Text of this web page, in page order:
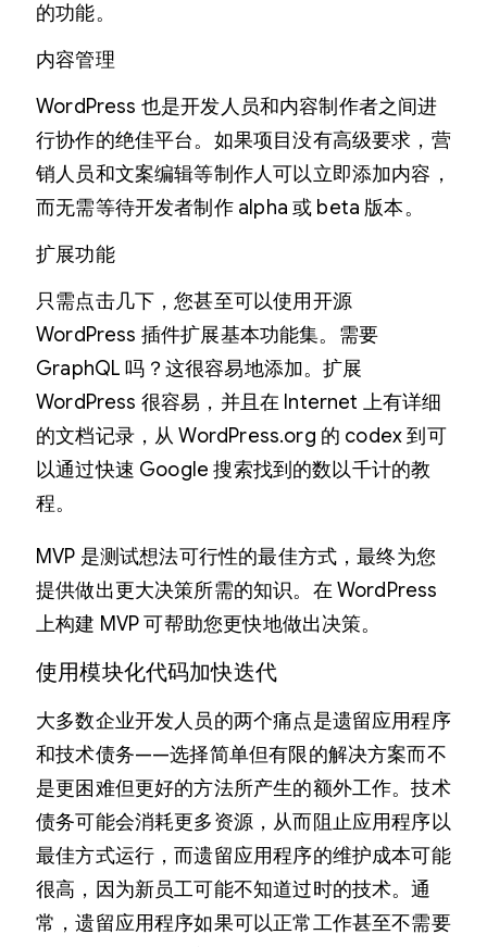
的功能。
内容管理
WordPress 也是开发人员和内容制作者之间进
行协作的绝佳平台。如果项目没有高级要求，营
销人员和文案编辑等制作人可以立即添加内容，
而无需等待开发者制作 alpha 或 beta 版本。
扩展功能
只需点击几下，您甚至可以使用开源
WordPress 插件扩展基本功能集。需要
GraphQL 吗？这很容易地添加。扩展
WordPress 很容易，并且在 Internet 上有详细
的文档记录，从 WordPress.org 的 codex 到可
以通过快速 Google 搜索找到的数以千计的教
程。
MVP 是测试想法可行性的最佳方式，最终为您
提供做出更大决策所需的知识。在 WordPress
上构建 MVP 可帮助您更快地做出决策。
使用模块化代码加快迭代
大多数企业开发人员的两个痛点是遗留应用程序
和技术债务——选择简单但有限的解决方案而不
是更困难但更好的方法所产生的额外工作。技术
债务可能会消耗更多资源，从而阻止应用程序以
最佳方式运行，而遗留应用程序的维护成本可能
很高，因为新员工可能不知道过时的技术。通
常，遗留应用程序如果可以正常工作甚至不需要